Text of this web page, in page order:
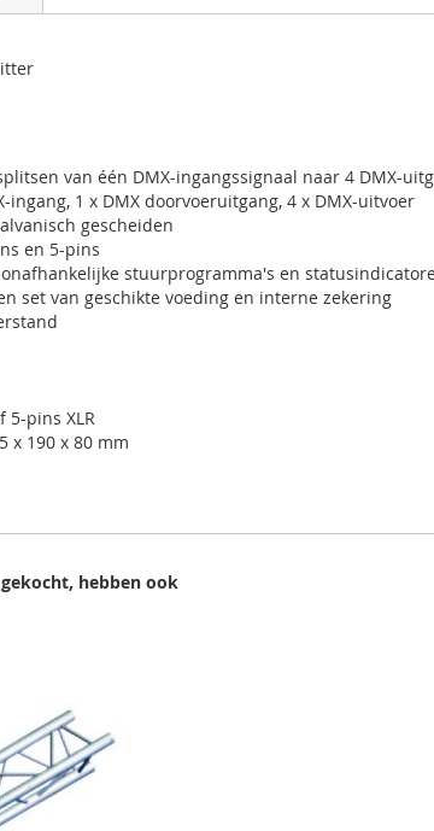
van één DMX-ingangssignaal naar 4 DMX-
1 x DMX doorvoeruitgang, 4 x DMX-uitvoer
gescheiden
en 5-pins
stuurprogramma's en
set van geschikte voeding en interne zekering
5-pins XLR
x 190 x 80 mm
hebben ook